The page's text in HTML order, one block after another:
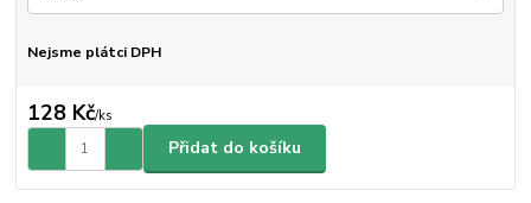
Nejsme plátci DPH
128 Kč/ks
Přidat do košíku